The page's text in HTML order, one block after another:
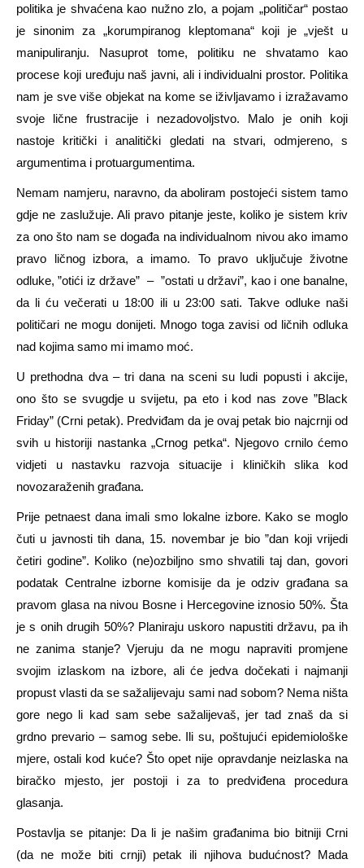
politika je shvaćena kao nužno zlo, a pojam „političar“ postao
je sinonim za „korumpiranog kleptomana“ koji je „vješt u
manipuliranju. Nasuprot tome, politiku ne shvatamo kao
procese koji uređuju naš javni, ali i individualni prostor. Politika
nam je sve više objekat na kome se iživljavamo i izražavamo
svoje lične frustracije i nezadovoljstvo. Malo je onih koji
nastoje kritički i analitički gledati na stvari, odmjereno, s
argumentima i protuargumentima.
Nemam namjeru, naravno, da aboliram postojeći sistem tamo
gdje ne zaslužuje. Ali pravo pitanje jeste, koliko je sistem kriv
za ono što nam se događa na individualnom nivou ako imamo
pravo ličnog izbora, a imamo. To pravo uključuje životne
odluke, ”otići iz države” – ”ostati u državi”, kao i one banalne,
da li ću večerati u 18:00 ili u 23:00 sati. Takve odluke naši
političari ne mogu donijeti. Mnogo toga zavisi od ličnih odluka
nad kojima samo mi imamo moć.
U prethodna dva – tri dana na sceni su ludi popusti i akcije,
ono što se svugdje u svijetu, pa eto i kod nas zove ”Black
Friday” (Crni petak). Predviđam da je ovaj petak bio najcrnji od
svih u historiji nastanka „Crnog petka“. Njegovo crnilo ćemo
vidjeti u nastavku razvoja situacije i kliničkih slika kod
novozaraženih građana.
Prije petnaest dana imali smo lokalne izbore. Kako se moglo
čuti u javnosti tih dana, 15. novembar je bio ”dan koji vrijedi
četiri godine”. Koliko (ne)ozbiljno smo shvatili taj dan, govori
podatak Centralne izborne komisije da je odziv građana sa
pravom glasa na nivou Bosne i Hercegovine iznosio 50%. Šta
je s onih drugih 50%? Planiraju uskoro napustiti državu, pa ih
ne zanima stanje? Vjeruju da ne mogu napraviti promjene
svojim izlaskom na izbore, ali će jedva dočekati i najmanji
propust vlasti da se sažalijevaju sami nad sobom? Nema ništa
gore nego li kad sam sebe sažalijevaš, jer tad znaš da si
grdno prevario – samog sebe. Ili su, poštujući epidemiološke
mjere, ostali kod kuće? Što opet nije opravdanje neizlaska na
biračko mjesto, jer postoji i za to predviđena procedura
glasanja.
Postavlja se pitanje: Da li je našim građanima bio bitniji Crni
(da ne može biti crnji) petak ili njihova budućnost? Mada